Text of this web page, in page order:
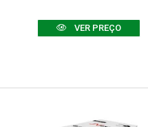
VER PREÇO